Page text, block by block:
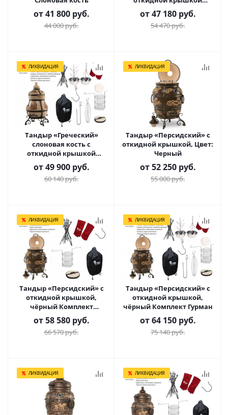
от41 800 руб.
44 000 руб.
Комплект Практичный
от47 180 руб.
54 470 руб.
ЛИКВИДАЦИЯ
Тандыр «Греческий»
слоновая кость с
откидной крышкой
Комплект Гурман
от49 900 руб.
60 140 руб.
ЛИКВИДАЦИЯ
Тандыр «Персидский» с
откидной крышкой, Цвет:
Черный
от52 250 руб.
55 000 руб.
ЛИКВИДАЦИЯ
Тандыр «Персидский» с
откидной крышкой,
чёрный Комплект
Практичный
от58 580 руб.
66 570 руб.
ЛИКВИДАЦИЯ
Тандыр «Персидский» с
откидной крышкой,
чёрный Комплект Гурман
от64 150 руб.
75 140 руб.
ЛИКВИДАЦИЯ ЛИКВИДАЦИЯ